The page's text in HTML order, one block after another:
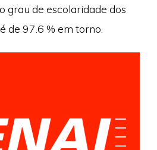
grau de escolaridade dos
de 97.6 % em torno.